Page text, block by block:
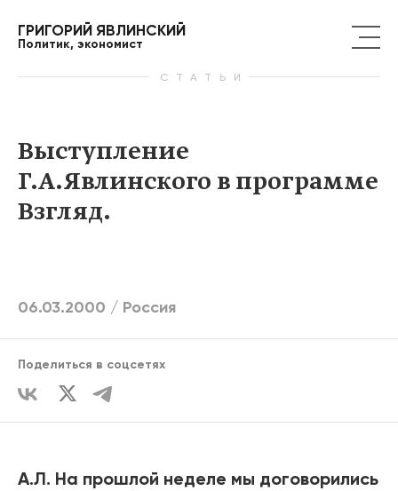
ГРИГОРИЙ ЯВЛИНСКИЙ
Политик, экономист
СТАТЬИ
Выступление
Г.А.Явлинского в программе
Взгляд.
06.03.2000 / Россия
Поделиться в соцсетях
А.Л. На прошлой неделе мы договорились